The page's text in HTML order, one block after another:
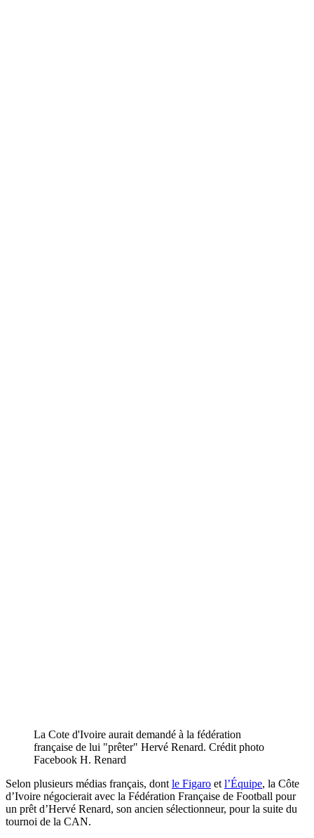
La Cote d'Ivoire aurait demandé à la fédération
française de lui "prêter" Hervé Renard. Crédit photo
Facebook H. Renard
Selon plusieurs médias français, dont le Figaro et l’Équipe, la Côte
d’Ivoire négocierait avec la Fédération Française de Football pour
un prêt d’Hervé Renard, son ancien sélectionneur, pour la suite du
tournoi de la CAN.